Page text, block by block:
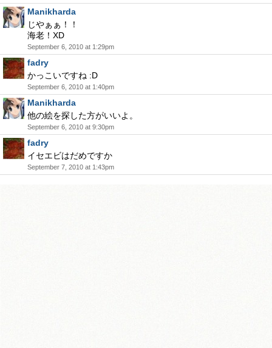
Manikharda
じやぁぁ！！
海老！XD
September 6, 2010 at 1:29pm
fadry
かっこいですね :D
September 6, 2010 at 1:40pm
Manikharda
他の絵を探した方がいいよ。
September 6, 2010 at 9:30pm
fadry
イセエビはだめですか
September 7, 2010 at 1:43pm